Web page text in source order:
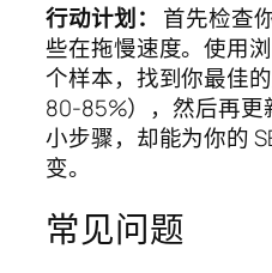
行动计划：
首先检查
些在拖慢速度。使用
个样本，找到你最佳
80-85%），然后再更
小步骤，却能为你的
变。
常见问题